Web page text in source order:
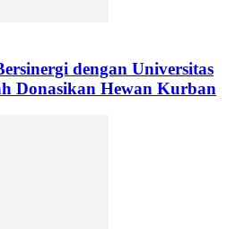
dengan Universitas
Donasikan Hewan Kurban